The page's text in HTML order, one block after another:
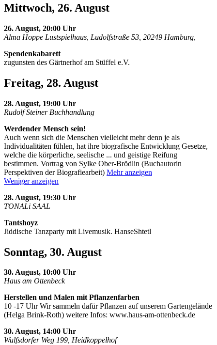
Mittwoch, 26. August
26. August, 20:00 Uhr
Alma Hoppe Lustspielhaus, Ludolfstraße 53, 20249 Hamburg,
Spendenkabarett
zugunsten des Gärtnerhof am Stüffel e.V.
Freitag, 28. August
28. August, 19:00 Uhr
Rudolf Steiner Buchhandlung
Werdender Mensch sein!
Auch wenn sich die Menschen vielleicht mehr denn je als
Individualitäten fühlen, hat ihre biografische Entwicklung Gesetze,
welche die körperliche, seelische ... und geistige Reifung
bestimmen. Vortrag von Sylke Ober-Brödlin (Buchautorin
Perspektiven der Biografiearbeit) Mehr anzeigen
Weniger anzeigen
28. August, 19:30 Uhr
TONALi SAAL
Tantshoyz
Jiddische Tanzparty mit Livemusik. HanseShtetl
Sonntag, 30. August
30. August, 10:00 Uhr
Haus am Ottenbeck
Herstellen und Malen mit Pflanzenfarben
10 -17 Uhr Wir sammeln dafür Pflanzen auf unserem Gartengelände
(Helga Brink-Roth) weitere Infos: www.haus-am-ottenbeck.de
30. August, 14:00 Uhr
Wulfsdorfer Weg 199, Heidkoppelhof